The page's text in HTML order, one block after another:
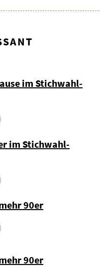
im Stichwahl-
im Stichwahl-
90er
90er